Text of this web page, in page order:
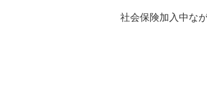
社会保険加入中な